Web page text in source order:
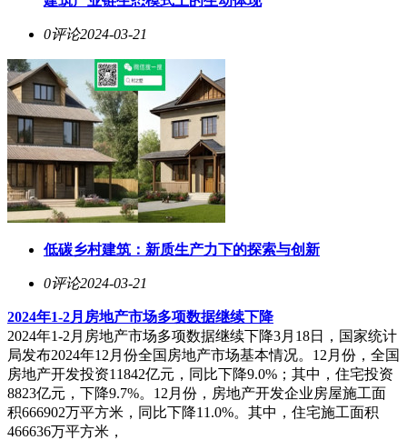
0评论2024-03-21
低碳乡村建筑：新质生产力下的探索与创新
0评论2024-03-21
2024年1-2月房地产市场多项数据继续下降
2024年1-2月房地产市场多项数据继续下降3月18日，国家统计
局发布2024年12月份全国房地产市场基本情况。12月份，全国
房地产开发投资11842亿元，同比下降9.0%；其中，住宅投资
8823亿元，下降9.7%。12月份，房地产开发企业房屋施工面
积666902万平方米，同比下降11.0%。其中，住宅施工面积
466636万平方米，